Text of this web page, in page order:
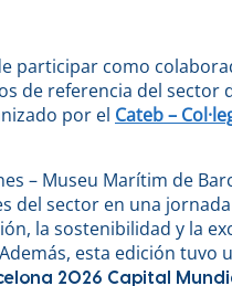
participar como
de referencia del sector
por el Cateb –
– Museu Marítim de
del sector en una
la sostenibilidad y la
esta edición tuvo
2026 Capital